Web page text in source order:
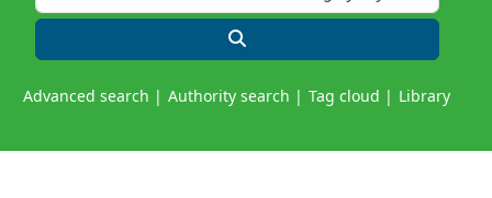
Advanced search Authority search Tag cloud Library